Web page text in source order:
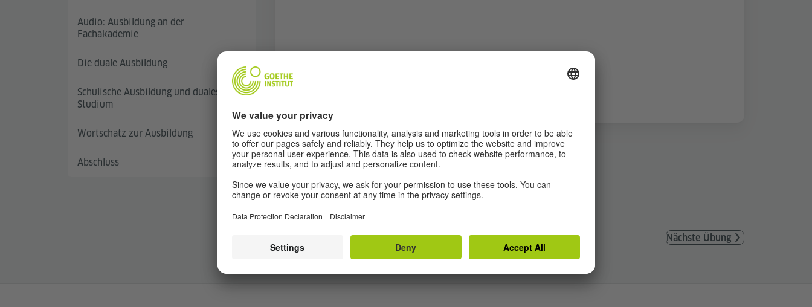
Audio: Ausbildung an der
Fachakademie
Die duale Ausbildung
Schulische Ausbildung und duales
Studium
Wortschatz zur Ausbildung
Abschluss
Nächste Übung